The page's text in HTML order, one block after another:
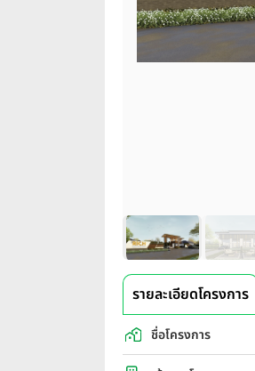
รายละเอียดโครงการ
ชื่อโครงการ